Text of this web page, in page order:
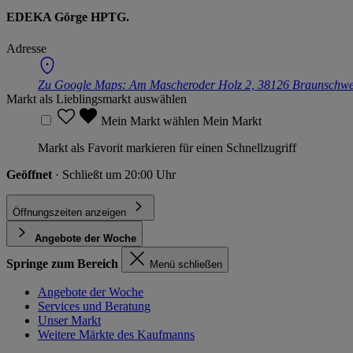
EDEKA Görge HPTG.
Adresse
Zu Google Maps: Am Mascheroder Holz 2, 38126
Markt als Lieblingsmarkt auswählen
Mein Markt wählen Mein Markt
Markt als Favorit markieren für einen Schnellzugriff
Geöffnet · Schließt um 20:00 Uhr
Öffnungszeiten anzeigen
Angebote der Woche
Springe zum Bereich Menü schließen
Angebote der Woche
Services und Beratung
Unser Markt
Weitere Märkte des Kaufmanns